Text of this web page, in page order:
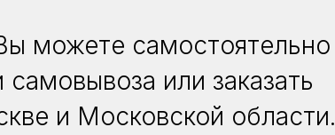
можете самостоятельно
самовывоза или заказать
и Московской области.